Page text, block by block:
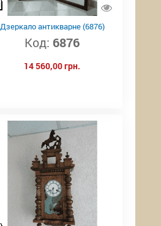
Дзеркало антикварне (6876)
Код: 6876
14 560,00 грн.